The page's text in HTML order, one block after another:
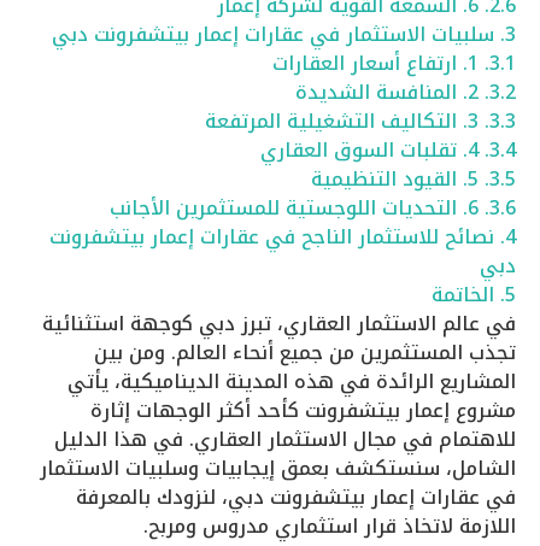
3. سلبيات الاستثمار في عقارات إعمار بيتشفرونت دبي
3.1. 1. ارتفاع أسعار العقارات
3.2. 2. المنافسة الشديدة
3.3. 3. التكاليف التشغيلية المرتفعة
3.4. 4. تقلبات السوق العقاري
3.5. 5. القيود التنظيمية
3.6. 6. التحديات اللوجستية للمستثمرين الأجانب
4. نصائح للاستثمار الناجح في عقارات إعمار بيتشفرونت
دبي
5. الخاتمة
في عالم الاستثمار العقاري، تبرز دبي كوجهة استثنائية
تجذب المستثمرين من جميع أنحاء العالم. ومن بين
المشاريع الرائدة في هذه المدينة الديناميكية، يأتي
مشروع إعمار بيتشفرونت كأحد أكثر الوجهات إثارة
للاهتمام في مجال الاستثمار العقاري. في هذا الدليل
الشامل، سنستكشف بعمق إيجابيات وسلبيات الاستثمار
في عقارات إعمار بيتشفرونت دبي، لنزودك بالمعرفة
اللازمة لاتخاذ قرار استثماري مدروس ومربح.